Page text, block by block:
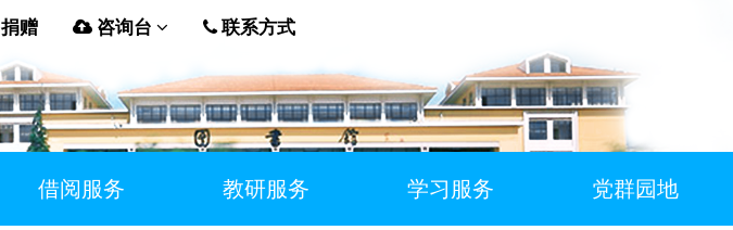
捐赠 咨询台 联系方式
借阅服务 教研服务 学习服务 党群园地